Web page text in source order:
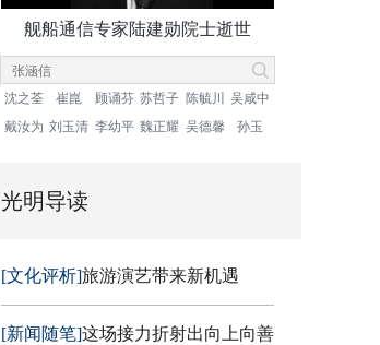
舰船通信专家陆建勋院士逝世
沈之荃 崔崑 顾诵芬 苏哲子 陈毓川
吴咸中
戴汝为 刘玉清 李幼平 魏正耀 吴德馨 孙玉
光明导读
[文化评析]旅游演艺带来新机遇
[新闻随笔]这场接力折射出向上向善